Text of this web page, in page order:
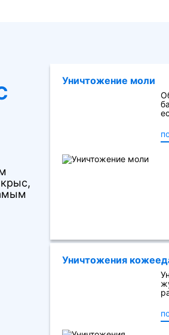
Уничтожение моли
Уничтожения